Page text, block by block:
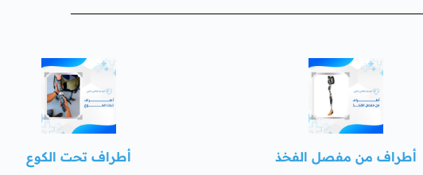
أطراف من مفصل الفخذ
أطراف تحت الكوع